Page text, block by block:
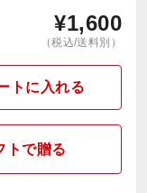
¥1,600
（税込/送料別）
トに入れる
トで贈る